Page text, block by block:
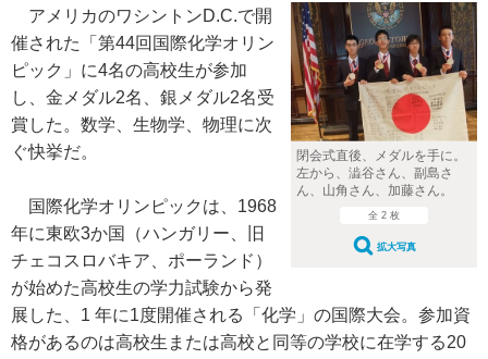
閉会式直後、メダルを手に。
左から、澁谷さん、副島さ
ん、山角さん、加藤さん。
全 2 枚
拡大写真
アメリカのワシントンD.C.で開
催された「第44回国際化学オリン
ピック」に4名の高校生が参加
し、金メダル2名、銀メダル2名受
賞した。数学、生物学、物理に次
ぐ快挙だ。
国際化学オリンピックは、1968
年に東欧3か国（ハンガリー、旧
チェコスロバキア、ポーランド）
が始めた高校生の学力試験から発
展した、1 年に1度開催される「化学」の国際大会。参加資
格があるのは高校生または高校と同等の学校に在学する20